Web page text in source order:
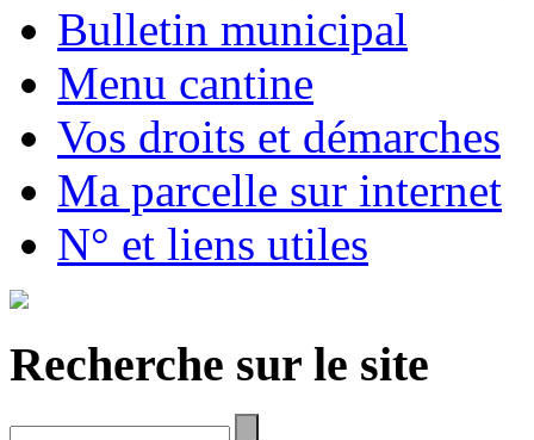
Bulletin municipal
Menu cantine
Vos droits et démarches
Ma parcelle sur internet
N° et liens utiles
Recherche sur le site